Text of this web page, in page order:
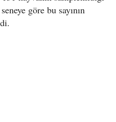
göre bu sayının